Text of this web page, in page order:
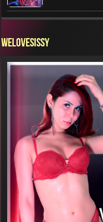
WELOVESISSY